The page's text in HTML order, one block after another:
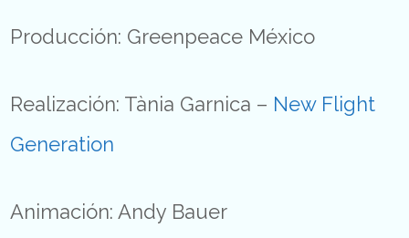
Producción: Greenpeace México
Realización: Tània Garnica – New Flight
Generation
Animación: Andy Bauer